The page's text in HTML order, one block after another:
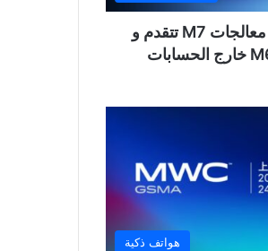
آبل تُغيّر خططها.. معالجات M7 تتقدم و
هواتف ذكية